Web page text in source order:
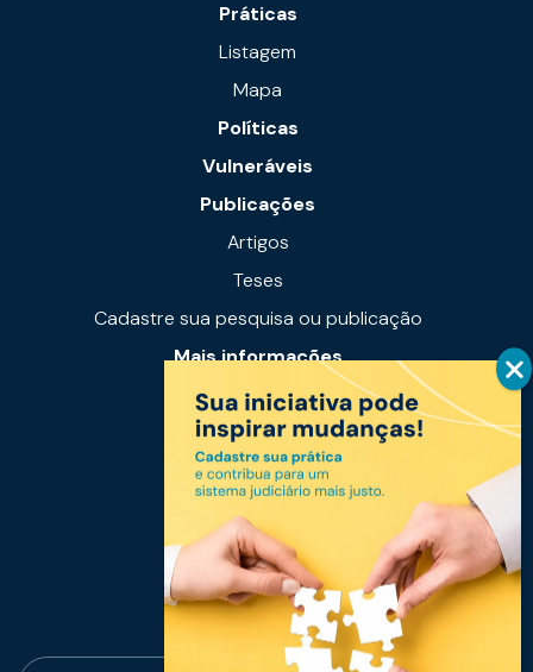
Práticas
Listagem
Mapa
Políticas
Vulneráveis
Publicações
Artigos
Teses
Cadastre sua pesquisa ou publicação
Mais informações
Notícias
Links úteis
Fale conosco